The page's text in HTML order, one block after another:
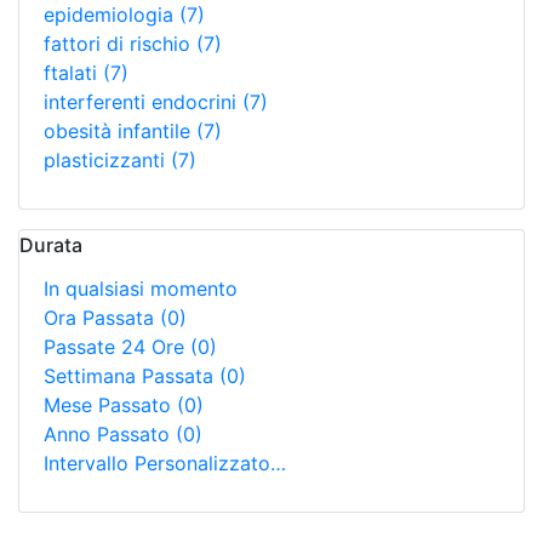
epidemiologia (7)
fattori di rischio (7)
ftalati (7)
interferenti endocrini (7)
obesità infantile (7)
plasticizzanti (7)
Durata
In qualsiasi momento
Ora Passata (0)
Passate 24 Ore (0)
Settimana Passata (0)
Mese Passato (0)
Anno Passato (0)
Intervallo Personalizzato…